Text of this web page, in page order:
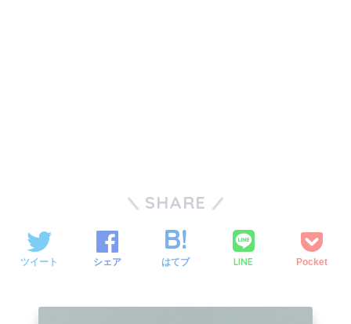
SHARE
ツイート シェア はてブ LINE Pocket